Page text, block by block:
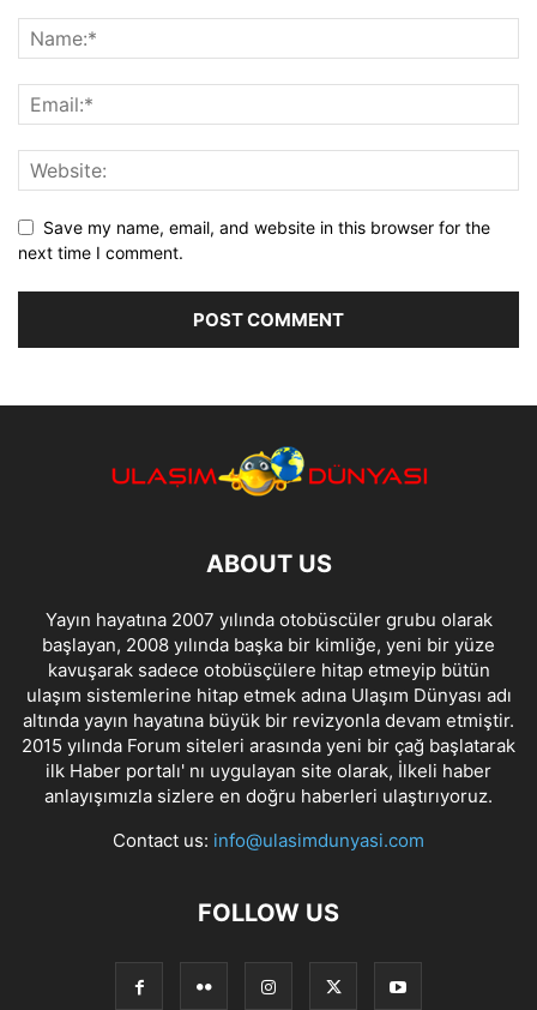
Save my name, email, and website in this browser for the
next time I comment.
ABOUT US
Yayın hayatına 2007 yılında otobüscüler grubu olarak
başlayan, 2008 yılında başka bir kimliğe, yeni bir yüze
kavuşarak sadece otobüsçülere hitap etmeyip bütün
ulaşım sistemlerine hitap etmek adına Ulaşım Dünyası adı
altında yayın hayatına büyük bir revizyonla devam etmiştir.
2015 yılında Forum siteleri arasında yeni bir çağ başlatarak
ilk Haber portalı' nı uygulayan site olarak, İlkeli haber
anlayışımızla sizlere en doğru haberleri ulaştırıyoruz.
Contact us: info@ulasimdunyasi.com
FOLLOW US